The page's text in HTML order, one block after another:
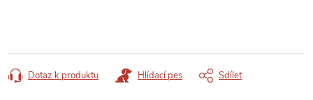
Dotaz k produktu Hlídací pes Sdílet